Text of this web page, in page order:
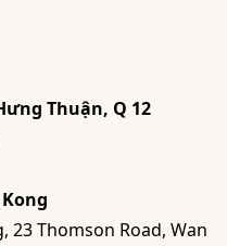
Thuận, Q 12
23 Thomson Road, Wan